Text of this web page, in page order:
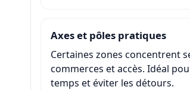
Axes et pôles pratiques
Certaines zones concentrent
commerces et accès. Idéal
temps et éviter les détours.